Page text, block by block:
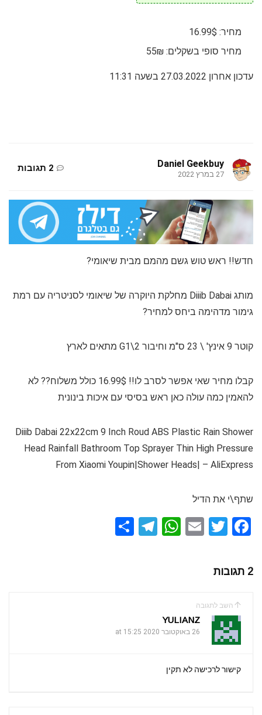
מחיר: 16.99$
מחיר סופי בשקלים: 55₪
עדכון אחרון 27.03.2022 בשעה 11:31
Daniel Geekbuy
27 במרץ 2022
2 תגובות
חדש!! ראש טוש גשם מהמם מבית שיאומי?
מותג Diiib Dabai מחלקת היוקרה של שיאומי לסניטריה עם רמת
גימור מדהימה ביחס למחיר?
קוטר 9 אינץ' \ 23 ס"מ וחיבור G1\2 מתאים לארץ
קבלו מחיר שאי אפשר לסרב לו!! 16.99$ כולל משלוח?? לא
להאמין כמה עולה כאן ראש בסיסי עם איכות בינונית
Diiib Dabai 22x22cm 9 Inch Roud ABS Plastic Rain Shower
Head Rainfall Bathroom Top Sprayer Thin High Pressure
From Xiaomi Youpin|Shower Heads| – AliExpress
שתף\י את הדיל
F
ce
b
o
o
k
T
E
W
p
T
2 תגובות
השב לתגובה
YULIANZ
26 באוקטובר 2020 at 15:25
קישור לרכישה לא תקין